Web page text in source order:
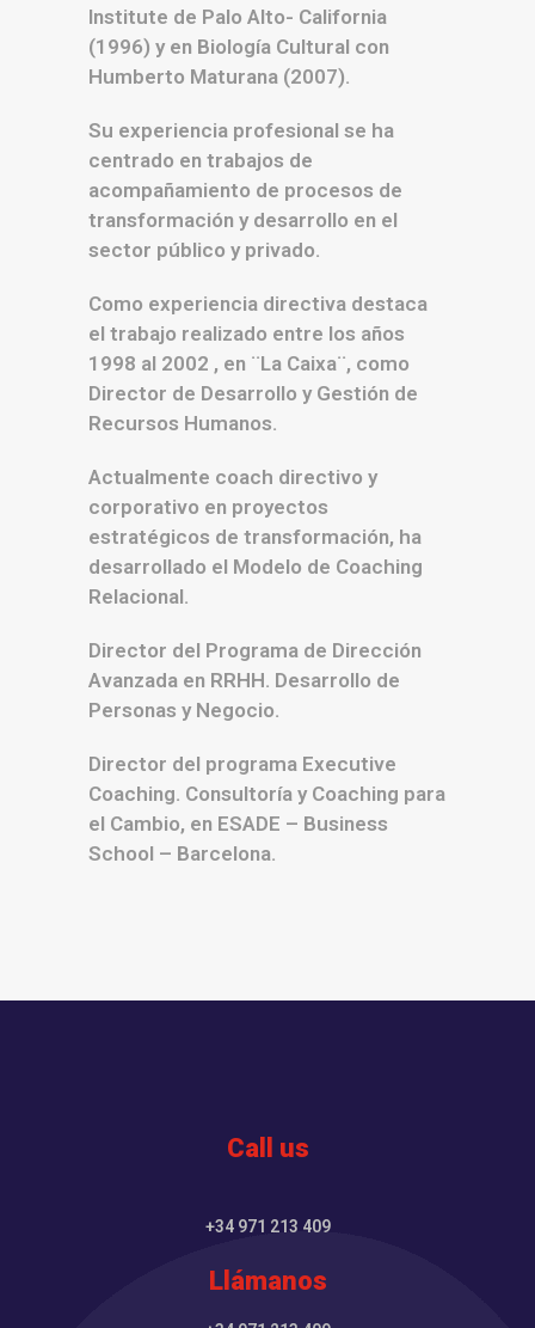
Institute de Palo Alto- California
(1996) y en Biología Cultural con
Humberto Maturana (2007).
Su experiencia profesional se ha
centrado en trabajos de
acompañamiento de procesos de
transformación y desarrollo en el
sector público y privado.
Como experiencia directiva destaca
el trabajo realizado entre los años
1998 al 2002 , en ¨La Caixa¨, como
Director de Desarrollo y Gestión de
Recursos Humanos.
Actualmente coach directivo y
corporativo en proyectos
estratégicos de transformación, ha
desarrollado el Modelo de Coaching
Relacional.
Director del Programa de Dirección
Avanzada en RRHH. Desarrollo de
Personas y Negocio.
Director del programa Executive
Coaching. Consultoría y Coaching para
el Cambio, en ESADE – Business
School – Barcelona.
Call us
+34 971 213 409
Llámanos